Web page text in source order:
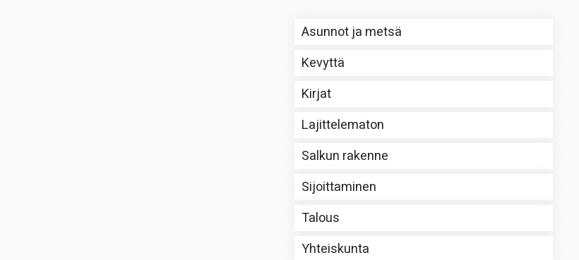
Asunnot ja metsä
Kevyttä
Kirjat
Lajittelematon
Salkun rakenne
Sijoittaminen
Talous
Yhteiskunta